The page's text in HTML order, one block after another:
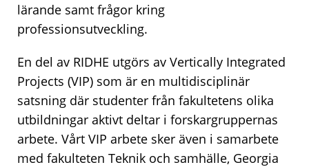
lärande samt frågor kring
professionsutveckling.
En del av RIDHE utgörs av Vertically Integrated
Projects (VIP) som är en multidisciplinär
satsning där studenter från fakultetens olika
utbildningar aktivt deltar i forskargruppernas
arbete. Vårt VIP arbete sker även i samarbete
med fakulteten Teknik och samhälle, Georgia